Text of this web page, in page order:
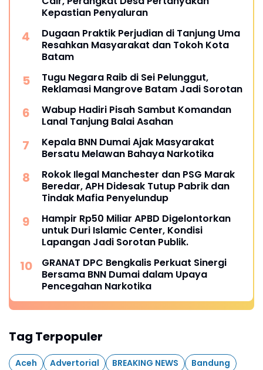
Kepastian Penyaluran
Dugaan Praktik Perjudian di Tanjung Uma
Resahkan Masyarakat dan Tokoh Kota
Batam
Tugu Negara Raib di Sei Pelunggut,
Reklamasi Mangrove Batam Jadi Sorotan
Wabup Hadiri Pisah Sambut Komandan
Lanal Tanjung Balai Asahan
Kepala BNN Dumai Ajak Masyarakat
Bersatu Melawan Bahaya Narkotika
Rokok Ilegal Manchester dan PSG Marak
Beredar, APH Didesak Tutup Pabrik dan
Tindak Mafia Penyelundup
Hampir Rp50 Miliar APBD Digelontorkan
untuk Duri Islamic Center, Kondisi
Lapangan Jadi Sorotan Publik.
GRANAT DPC Bengkalis Perkuat Sinergi
Bersama BNN Dumai dalam Upaya
Pencegahan Narkotika
Tag Terpopuler
Aceh Advertorial BREAKING NEWS
Bandung